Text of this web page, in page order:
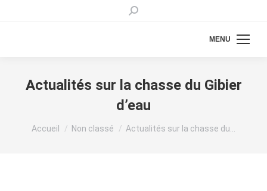
Recherche
MENU
Actualités sur la chasse du Gibier
d’eau
Vous êtes ici :
Accueil Non classé Actualités sur la chasse du…